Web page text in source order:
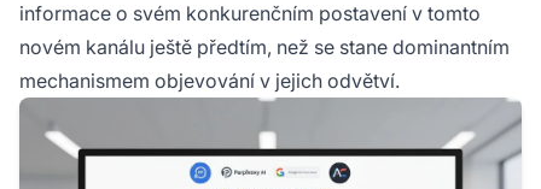
informace o svém konkurenčním postavení v tomto
novém kanálu ještě předtím, než se stane dominantním
mechanismem objevování v jejich odvětví.